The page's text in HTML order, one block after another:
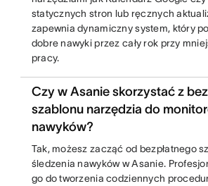
statycznych stron lub ręcznych
zapewnia dynamiczny system, który
dobre nawyki przez cały rok przy
pracy.
Czy w Asanie skorzystać z
szablonu narzędzia do
nawyków?
Tak, możesz zacząć od bezpłatnego
śledzenia nawyków w Asanie.
go do tworzenia codziennych